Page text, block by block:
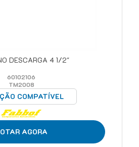
DESCARGA 4 1/2"
60102106
TM2008
COMPATÍVEL
AGORA